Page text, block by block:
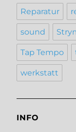
Reparatur
sound
Tap Tempo
werkstatt
INFO